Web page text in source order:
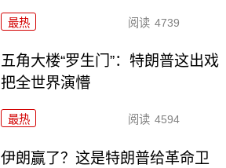
最热 阅读 4739
五角大楼“罗生门”：特朗普这出戏
把全世界演懵
最热 阅读 4594
伊朗赢了？这是特朗普给革命卫